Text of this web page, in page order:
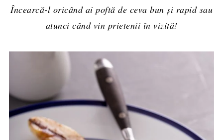
Încearcă-l oricând ai poftă de ceva bun și rapid sau
atunci când vin prietenii în vizită!